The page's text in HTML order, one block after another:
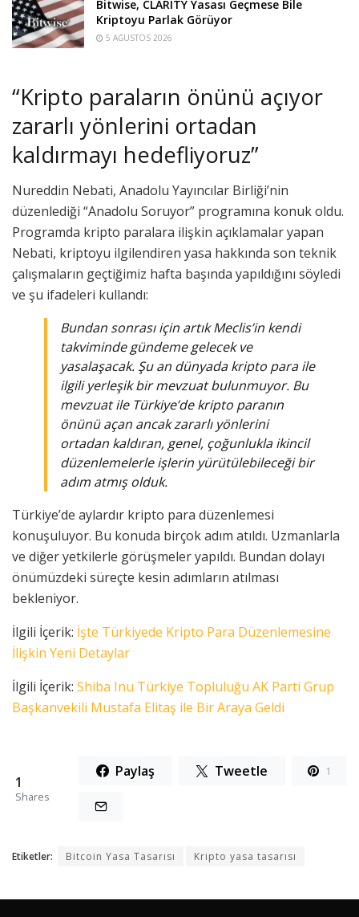
Bitwise, CLARITY Yasası Geçmese Bile
Kriptoyu Parlak Görüyor
5 AĞUSTOS 2026
“Kripto paraların önünü açıyor
zararlı yönlerini ortadan
kaldırmayı hedefliyoruz”
Nureddin Nebati, Anadolu Yayıncılar Birliği’nin
düzenlediği “Anadolu Soruyor” programına konuk oldu.
Programda kripto paralara ilişkin açıklamalar yapan
Nebati, kriptoyu ilgilendiren yasa hakkında son teknik
çalışmaların geçtiğimiz hafta başında yapıldığını söyledi
ve şu ifadeleri kullandı:
Bundan sonrası için artık Meclis’in kendi
takviminde gündeme gelecek ve
yasalaşacak. Şu an dünyada kripto para ile
ilgili yerleşik bir mevzuat bulunmuyor. Bu
mevzuat ile Türkiye’de kripto paranın
önünü açan ancak zararlı yönlerini
ortadan kaldıran, genel, çoğunlukla ikincil
düzenlemelerle işlerin yürütülebileceği bir
adım atmış olduk.
Türkiye’de aylardır kripto para düzenlemesi
konuşuluyor. Bu konuda birçok adım atıldı. Uzmanlarla
ve diğer yetkilerle görüşmeler yapıldı. Bundan dolayı
önümüzdeki süreçte kesin adımların atılması
bekleniyor.
İlgili İçerik: İşte Türkiyede Kripto Para Düzenlemesine
İlişkin Yeni Detaylar
İlgili İçerik: Shiba Inu Türkiye Topluluğu AK Parti Grup
Başkanvekili Mustafa Elitaş ile Bir Araya Geldi
1
Shares
Paylaş Tweetle 1
Etiketler: Bitcoin Yasa Tasarısı Kripto yasa tasarısı